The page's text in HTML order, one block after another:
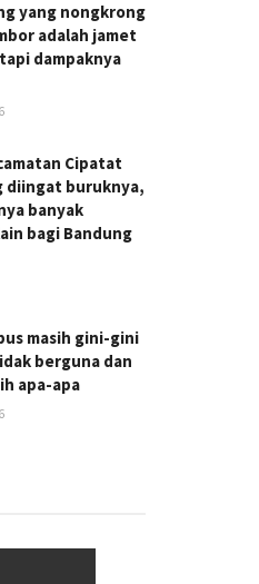
yang nongkrong
adalah jamet
dampaknya
Cipatat
diingat buruknya,
banyak
bagi Bandung
masih gini-gini
berguna dan
apa-apa